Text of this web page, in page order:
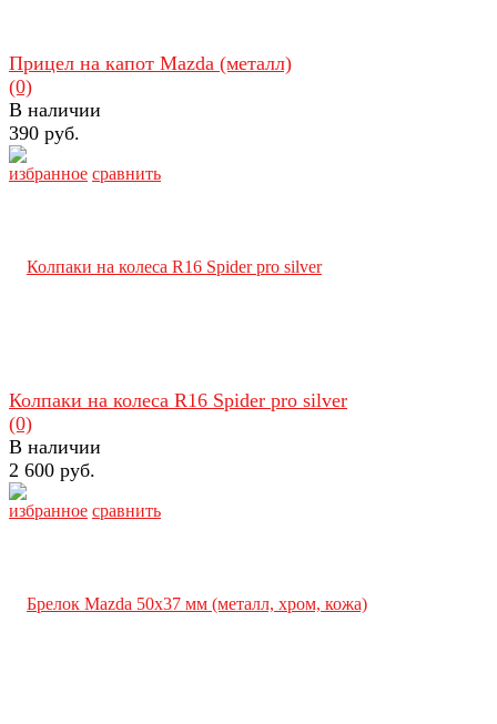
избранное сравнить
Прицел на капот Mazda (металл)
(0)
В наличии
390 руб.
избранное сравнить
Колпаки на колеса R16 Spider pro silver
(0)
В наличии
2 600 руб.